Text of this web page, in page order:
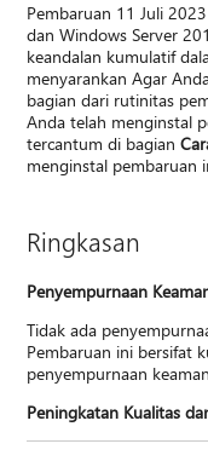
Pembaruan 11 Juli
dan Windows Server
keandalan kumulatif
menyarankan Agar
bagian dari rutinitas
Anda telah menginstal
tercantum di bagian
menginstal pembaruan
Ringkasan
Penyempurnaan
Tidak ada
Pembaruan ini bersifat
penyempurnaan
Peningkatan Kualitas